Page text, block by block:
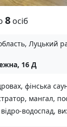
8 осіб
Луцький
16 Д
фінська
мангал,
водоспад,